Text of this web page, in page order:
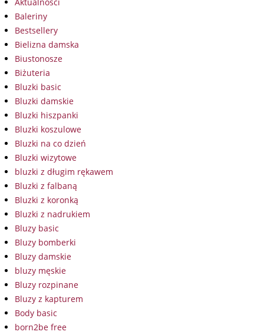
Baleriny
Bestsellery
Bielizna damska
Biustonosze
Biżuteria
Bluzki basic
Bluzki damskie
Bluzki hiszpanki
Bluzki koszulowe
Bluzki na co dzień
Bluzki wizytowe
bluzki z długim rękawem
Bluzki z falbaną
Bluzki z koronką
Bluzki z nadrukiem
Bluzy basic
Bluzy bomberki
Bluzy damskie
bluzy męskie
Bluzy rozpinane
Bluzy z kapturem
Body basic
born2be free